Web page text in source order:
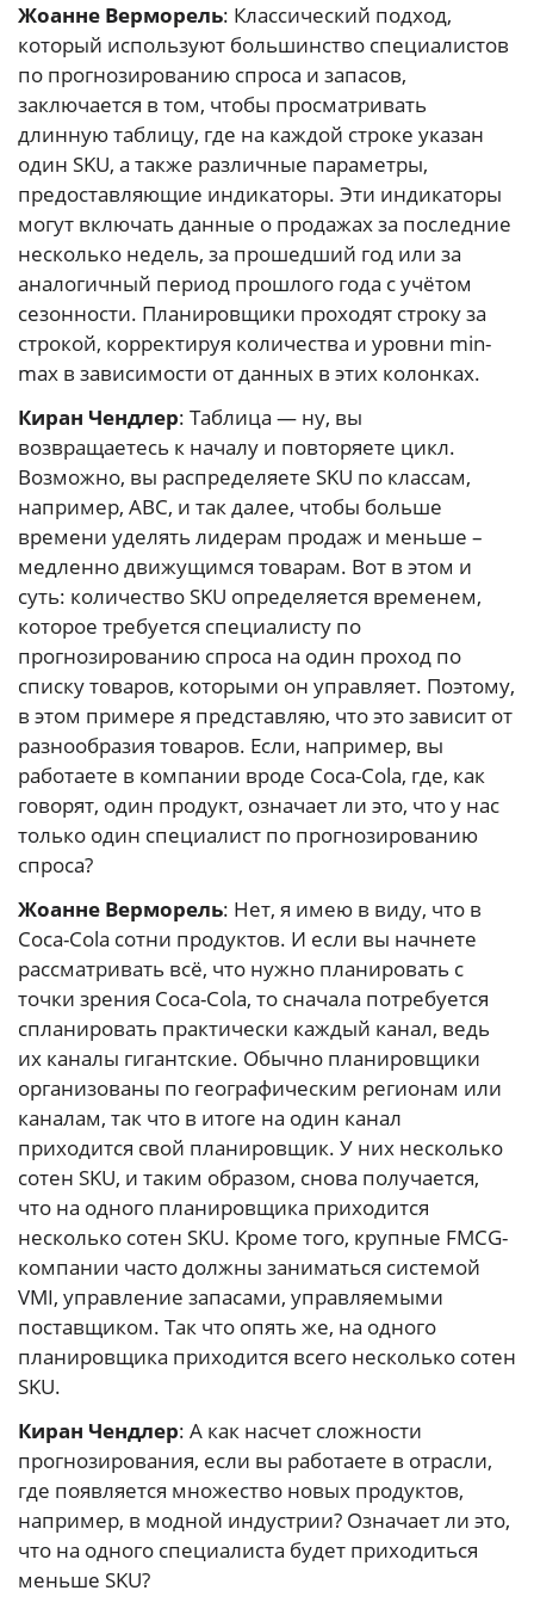
Жоанне Верморель: Классический подход,
который используют большинство специалистов
по прогнозированию спроса и запасов,
заключается в том, чтобы просматривать
длинную таблицу, где на каждой строке указан
один SKU, а также различные параметры,
предоставляющие индикаторы. Эти индикаторы
могут включать данные о продажах за последние
несколько недель, за прошедший год или за
аналогичный период прошлого года с учётом
сезонности. Планировщики проходят строку за
строкой, корректируя количества и уровни min-
max в зависимости от данных в этих колонках.
Киран Чендлер: Таблица — ну, вы
возвращаетесь к началу и повторяете цикл.
Возможно, вы распределяете SKU по классам,
например, ABC, и так далее, чтобы больше
времени уделять лидерам продаж и меньше –
медленно движущимся товарам. Вот в этом и
суть: количество SKU определяется временем,
которое требуется специалисту по
прогнозированию спроса на один проход по
списку товаров, которыми он управляет. Поэтому,
в этом примере я представляю, что это зависит от
разнообразия товаров. Если, например, вы
работаете в компании вроде Coca-Cola, где, как
говорят, один продукт, означает ли это, что у нас
только один специалист по прогнозированию
спроса?
Жоанне Верморель: Нет, я имею в виду, что в
Coca-Cola сотни продуктов. И если вы начнете
рассматривать всё, что нужно планировать с
точки зрения Coca-Cola, то сначала потребуется
спланировать практически каждый канал, ведь
их каналы гигантские. Обычно планировщики
организованы по географическим регионам или
каналам, так что в итоге на один канал
приходится свой планировщик. У них несколько
сотен SKU, и таким образом, снова получается,
что на одного планировщика приходится
несколько сотен SKU. Кроме того, крупные FMCG-
компании часто должны заниматься системой
VMI, управление запасами, управляемыми
поставщиком. Так что опять же, на одного
планировщика приходится всего несколько сотен
SKU.
Киран Чендлер: А как насчет сложности
прогнозирования, если вы работаете в отрасли,
где появляется множество новых продуктов,
например, в модной индустрии? Означает ли это,
что на одного специалиста будет приходиться
меньше SKU?